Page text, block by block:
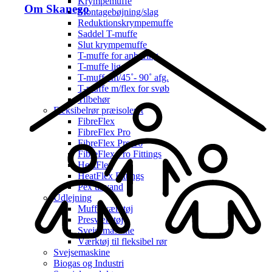
Om SkanegoMontagebøjning/slag
Reduktionskrympemuffe
Saddel T-muffe
Slut krympemuffe
T-muffe for anboring
T-muffe lige
T-muffe m/45˚- 90˚ afg.
T-muffe m/flex for svøb
Tilbehør
Fleksibelrør præisoleret
FibreFlex
FibreFlex Pro
FibreFlex Pro 16
FibreFlex/Pro Fittings
HeatFlex
HeatFlex Fittings
Pex til vand
Udlejning
Muffe værktøj
Presværktøj
Svejsemaskine
Værktøj til fleksibel rør
Svejsemaskine
Biogas og Industri